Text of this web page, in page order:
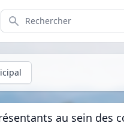
Search
au sein des